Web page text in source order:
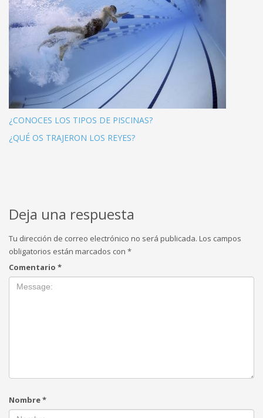
¿CONOCES LOS TIPOS DE PISCINAS?
¿QUÉ OS TRAJERON LOS REYES?
Deja una respuesta
Tu dirección de correo electrónico no será publicada. Los campos
obligatorios están marcados con *
Comentario *
Nombre*